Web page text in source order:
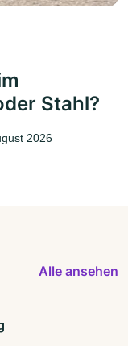
Stahl?
2026
Alle ansehen